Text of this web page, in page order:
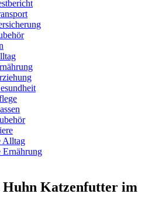
Alltag
Ernährung
Katzenfutter im